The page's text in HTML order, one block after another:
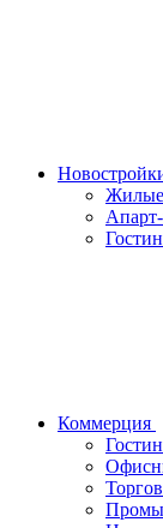
Жилые
Коммерция